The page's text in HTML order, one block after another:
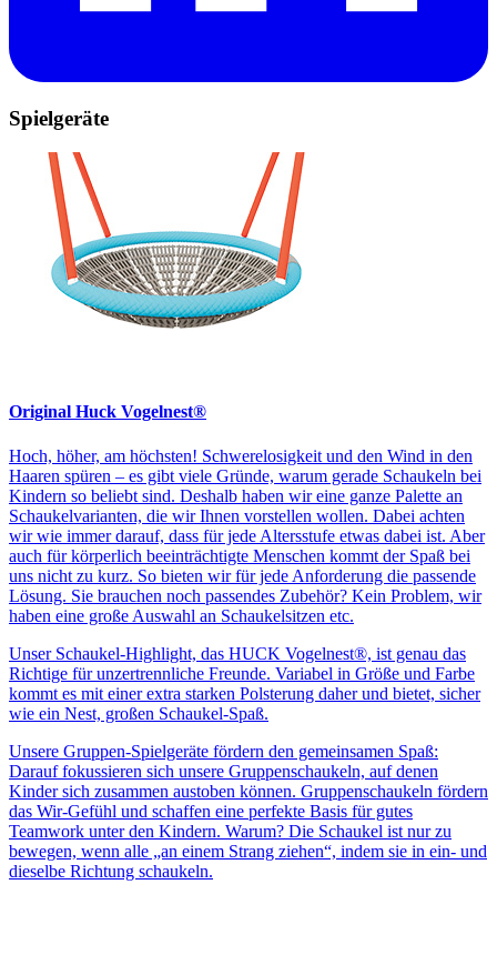
Spielgeräte
Original Huck Vogelnest®
Hoch, höher, am höchsten! Schwerelosigkeit und den Wind in den
Haaren spüren – es gibt viele Gründe, warum gerade Schaukeln bei
Kindern so beliebt sind. Deshalb haben wir eine ganze Palette an
Schaukelvarianten, die wir Ihnen vorstellen wollen. Dabei achten
wir wie immer darauf, dass für jede Altersstufe etwas dabei ist. Aber
auch für körperlich beeinträchtigte Menschen kommt der Spaß bei
uns nicht zu kurz. So bieten wir für jede Anforderung die passende
Lösung. Sie brauchen noch passendes Zubehör? Kein Problem, wir
haben eine große Auswahl an Schaukelsitzen etc.
Unser Schaukel-Highlight, das HUCK Vogelnest®, ist genau das
Richtige für unzertrennliche Freunde. Variabel in Größe und Farbe
kommt es mit einer extra starken Polsterung daher und bietet, sicher
wie ein Nest, großen Schaukel-Spaß.
Unsere Gruppen-Spielgeräte fördern den gemeinsamen Spaß:
Darauf fokussieren sich unsere Gruppenschaukeln, auf denen
Kinder sich zusammen austoben können. Gruppenschaukeln fördern
das Wir-Gefühl und schaffen eine perfekte Basis für gutes
Teamwork unter den Kindern. Warum? Die Schaukel ist nur zu
bewegen, wenn alle „an einem Strang ziehen“, indem sie in ein- und
dieselbe Richtung schaukeln.